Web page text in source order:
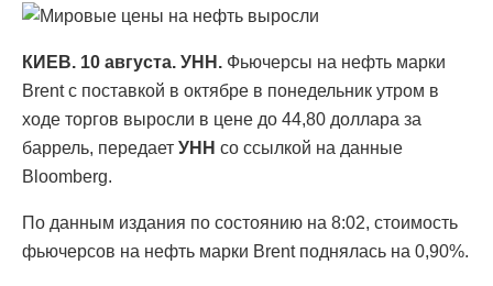
КИЕВ. 10 августа. УНН. Фьючерсы на нефть марки
Brent с поставкой в октябре в понедельник утром в
ходе торгов выросли в цене до 44,80 доллара за
баррель, передает УНН со ссылкой на данные
Bloomberg.
По данным издания по состоянию на 8:02, стоимость
фьючерсов на нефть марки Brent поднялась на 0,90%.